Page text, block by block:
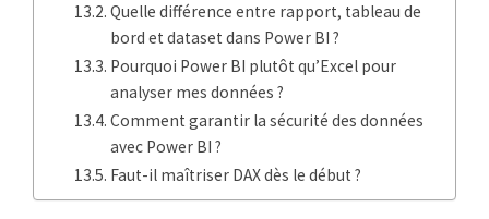
Quelle différence entre rapport, tableau de
bord et dataset dans Power BI ?
Pourquoi Power BI plutôt qu’Excel pour
analyser mes données ?
Comment garantir la sécurité des données
avec Power BI ?
Faut-il maîtriser DAX dès le début ?